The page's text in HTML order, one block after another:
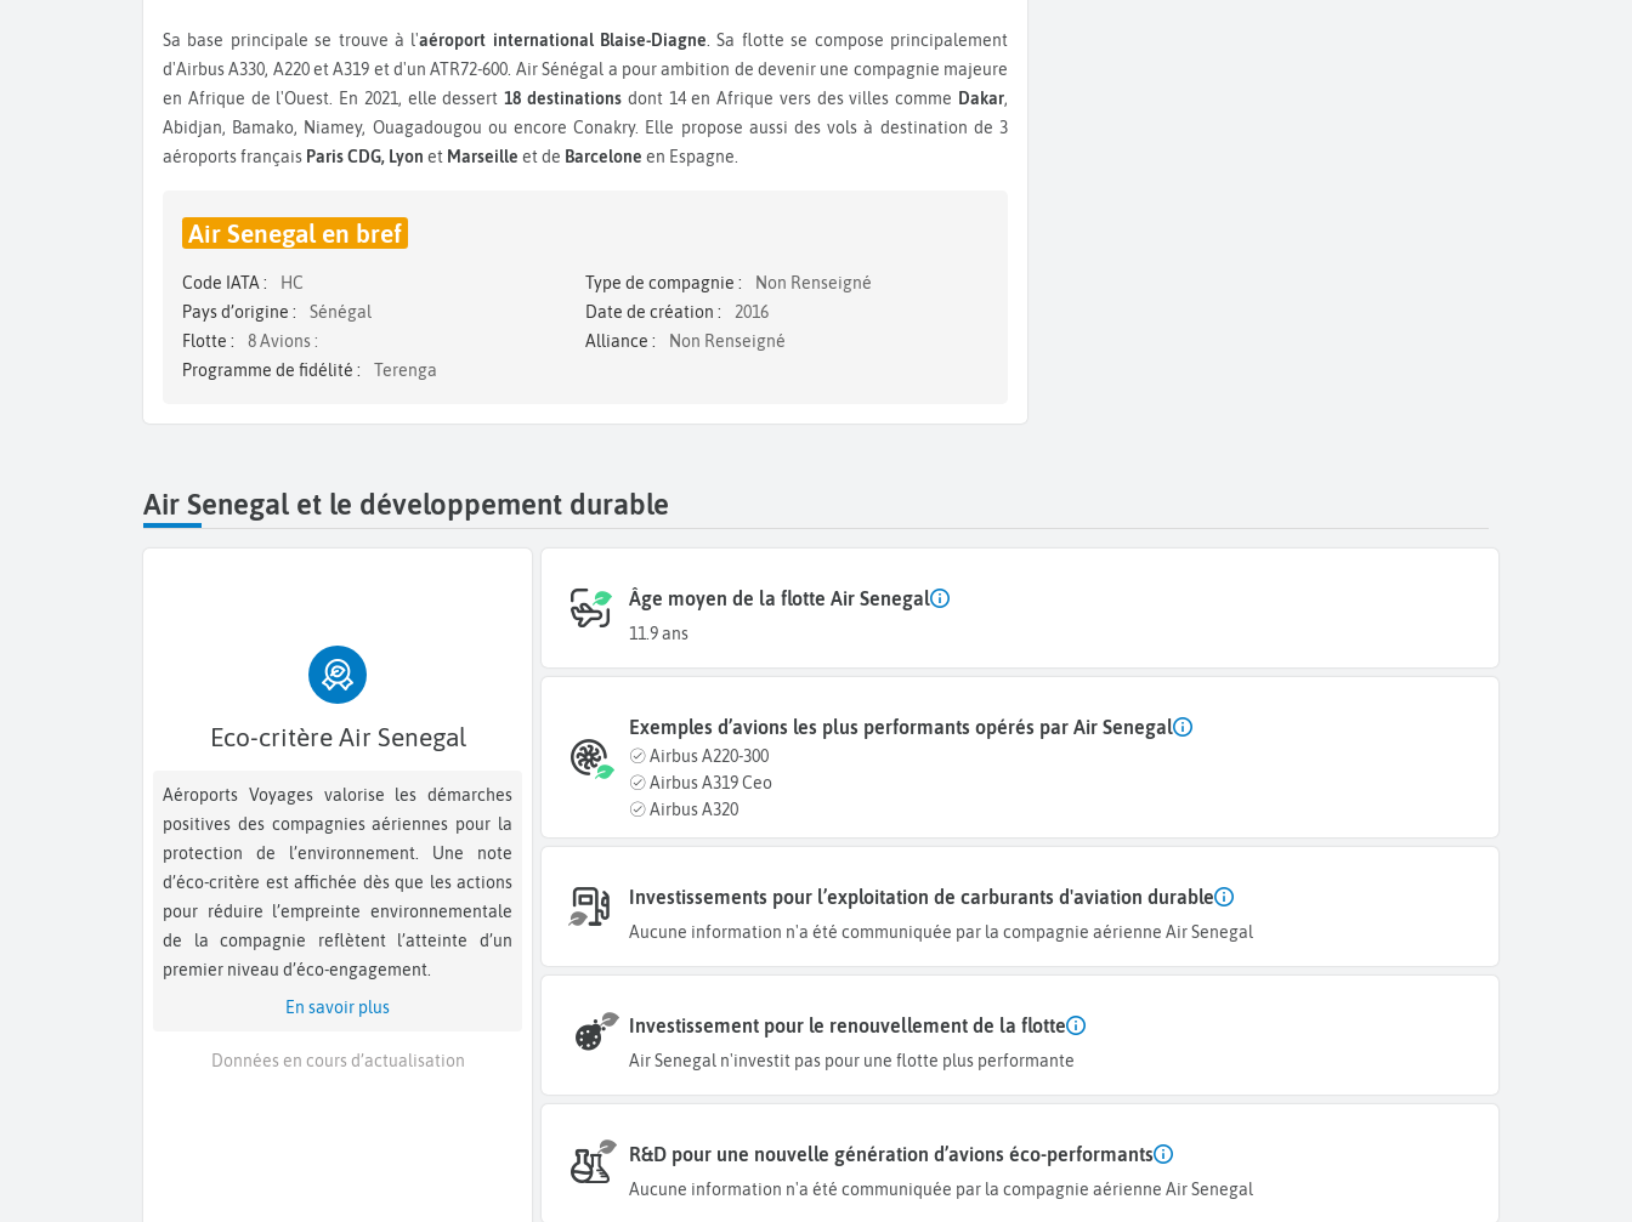
Sa base principale se trouve à l'aéroport international Blaise-Diagne . Sa flotte se compose principalement
d'Airbus A330, A220 et A319 et d'un ATR72-600. Air Sénégal a pour ambition de devenir une compagnie majeure
en Afrique de l'Ouest. En 2021, elle dessert18 destinations dont 14 en Afrique vers des villes comme Dakar,
Abidjan, Bamako, Niamey, Ouagadougou ou encore Conakry. Elle propose aussi des vols à destination de 3
aéroports français Paris CDG, Lyon et Marseille et de Barcelone en Espagne.
Air Senegal en bref
Code IATA : HC Type de compagnie :
Non Renseigné
Pays d’origine :
Sénégal Date de création :
2016
Flotte :
8 Avions : Alliance :
Non Renseigné
Programme de fidélité :
Terenga
Air Senegal et le développement durable
Eco-critère Air Senegal
Aéroports Voyages valorise les démarches
positives des compagnies aériennes pour la
protection de l’environnement. Une note
d’éco-critère est affichée dès que les actions
pour réduire l’empreinte environnementale
de la compagnie reflètent l’atteinte d’un
premier niveau d’éco-engagement.
En savoir plus
Données en cours d’actualisation
Âge moyen de la flotte Air Senegal
11.9 ans
Exemples d’avions les plus performants opérés par Air Senegal
Airbus A220-300
Airbus A319 Ceo
Airbus A320
Investissements pour l’exploitation de carburants d'aviation durable
Aucune information n'a été communiquée par la compagnie aérienne Air Senegal
Investissement pour le renouvellement de la flotte
Air Senegal n'investit pas pour une flotte plus performante
R&D pour une nouvelle génération d’avions éco-performants
Aucune information n'a été communiquée par la compagnie aérienne Air Senegal